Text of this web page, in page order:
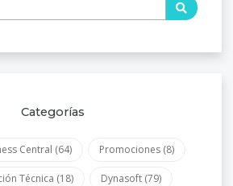
Categorías
Central (64) Promociones (8)
Técnica (18) Dynasoft (79)